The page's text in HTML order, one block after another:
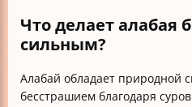
Что делает алабая
сильным?
Алабай обладает природной
бесстрашием благодаря